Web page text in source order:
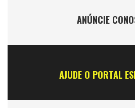
ANÚNCIE
AJUDE O PORTAL